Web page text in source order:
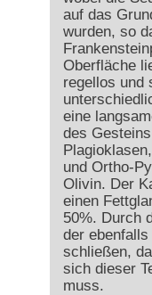
auf das
wurden, so
Oberfläche
regellos und
eine
des
und Ortho-
Olivin. Der
einen
50%. Durch
der
schließen,
sich dieser
muss.